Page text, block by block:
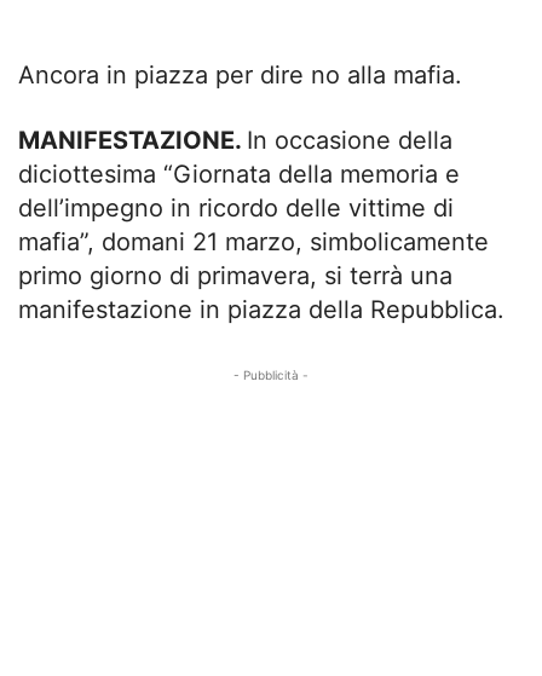
Ancora in piazza per dire no alla mafia.
MANIFESTAZIONE. In occasione della
diciottesima “Giornata della memoria e
dell’impegno in ricordo delle vittime di
mafia”, domani 21 marzo, simbolicamente
primo giorno di primavera, si terrà una
manifestazione in piazza della Repubblica.
- Pubblicità -